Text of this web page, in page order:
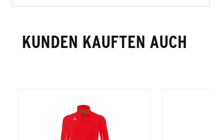
KUNDEN KAUFTEN AUCH